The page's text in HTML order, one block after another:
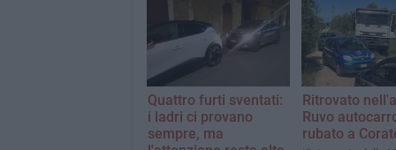
Quattro furti sventati:
i ladri ci provano
sempre, ma
Ritrovato
Ruvo
rubato a